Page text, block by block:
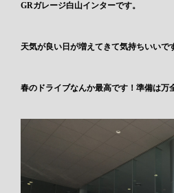
GRガレージ白山インターです。
天気が良い日が増えてきて気持ちいい
春のドライブなんか最高です！準備は万